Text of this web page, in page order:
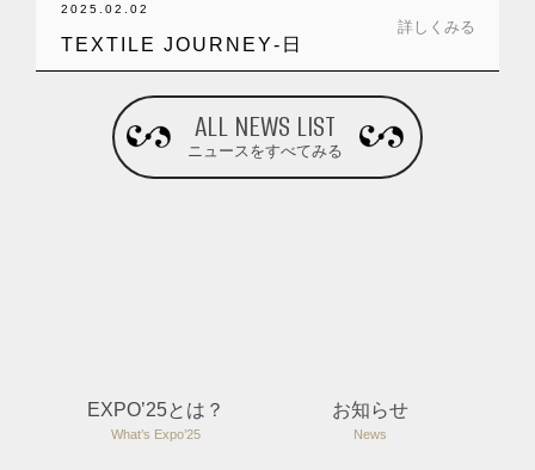
2025.02.02
TEXTILE JOURNEY‐日
本…
詳しくみる
ALL NEWS LIST
ニュースをすべてみる
EXPO’25とは？
What’s Expo’25
お知らせ
News